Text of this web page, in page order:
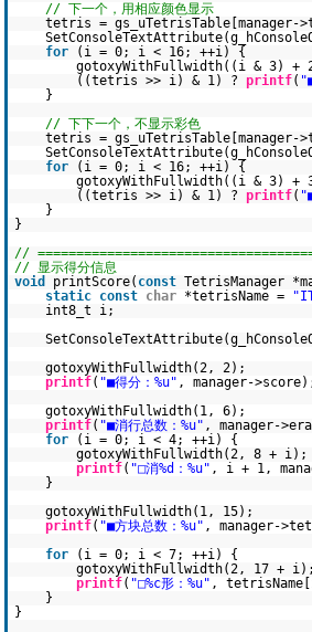
// 下一个，用相应颜色显示
tetris =
for
(i = 0; i < 16; ++i) {
gotoxyWithFullwidth((i & 3)
((tetris >> i) & 1) ? printf(
}
// 下下一个，不显示彩色
tetris =
for
(i = 0; i < 16; ++i) {
gotoxyWithFullwidth((i & 3)
((tetris >> i) & 1) ? printf(
}
}
//
// 显示得分信息
void
printScore( const TetrisManager
static const char *tetrisName =
int8_t i;
gotoxyWithFullwidth(2, 2);
printf( "■得分：%u" , manager-
gotoxyWithFullwidth(1, 6);
printf( "■消行总数：%u" , manager-
for
(i = 0; i < 4; ++i) {
gotoxyWithFullwidth(2, 8 + i);
printf( "□消%d：%u" , i + 1,
}
gotoxyWithFullwidth(1, 15);
printf( "■方块总数：%u" , manager-
for
(i = 0; i < 7; ++i) {
gotoxyWithFullwidth(2, 17 + i);
printf( "□%c形：%u" ,
}
}